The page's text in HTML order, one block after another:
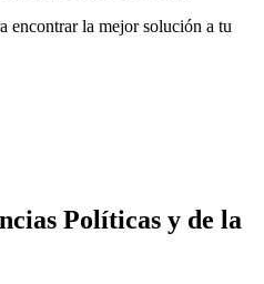
encontrar la mejor solución a tu
Políticas y de la